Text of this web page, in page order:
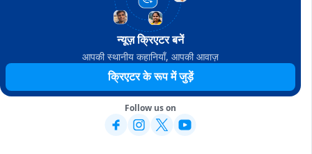
न्यूज़ क्रिएटर बनें
आपकी स्थानीय कहानियाँ, आपकी आवाज़
क्रिएटर के रूप में जुड़ें
Follow us on